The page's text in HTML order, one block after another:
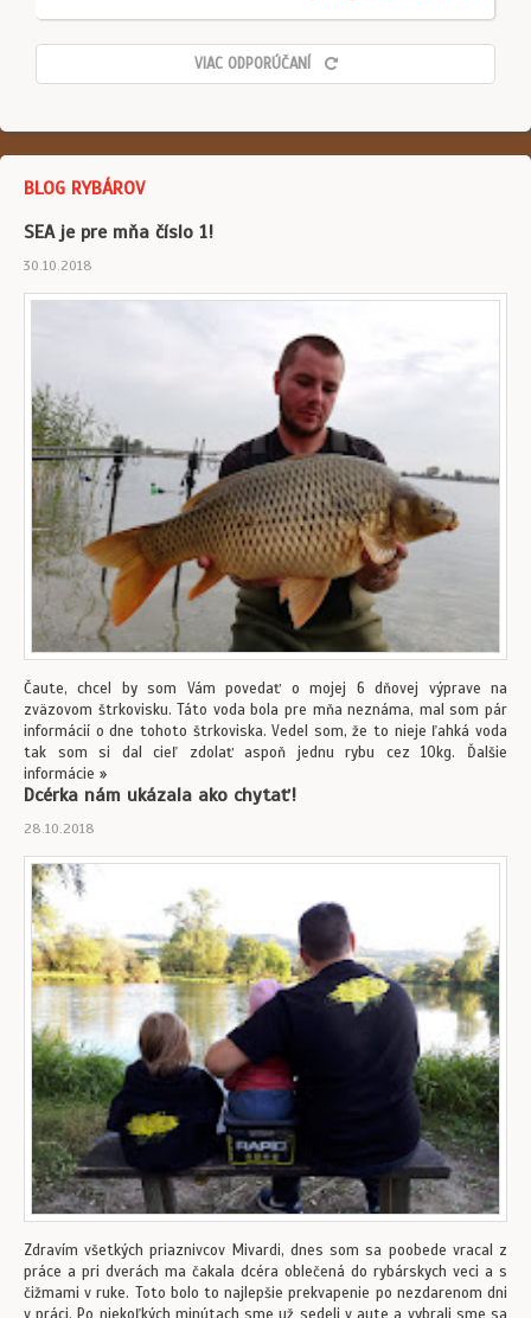
VIAC ODPORÚČANÍ
BLOG RYBÁROV
SEA je pre mňa číslo 1!
30.10.2018
Čaute, chcel by som Vám povedať o mojej 6 dňovej výprave na
zväzovom štrkovisku. Táto voda bola pre mňa neznáma, mal som pár
informácií o dne tohoto štrkoviska. Vedel som, že to nieje ľahká voda
tak som si dal cieľ zdolať aspoň jednu rybu cez 10kg. Ďalšie
informácie »
Dcérka nám ukázala ako chytať!
28.10.2018
Zdravím všetkých priaznivcov Mivardi, dnes som sa poobede vracal z
práce a pri dverách ma čakala dcéra oblečená do rybárskych veci a s
čižmami v ruke. Toto bolo to najlepšie prekvapenie po nezdarenom dni